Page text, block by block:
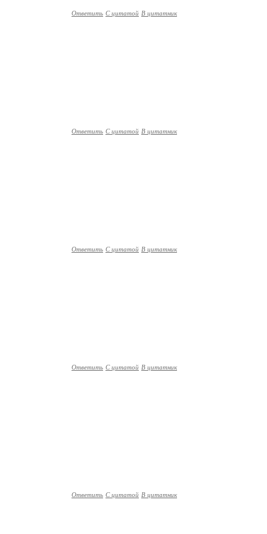
Ответить С цитатой В цитатник
Ответить С цитатой В цитатник
Ответить С цитатой В цитатник
Ответить С цитатой В цитатник
Ответить С цитатой В цитатник